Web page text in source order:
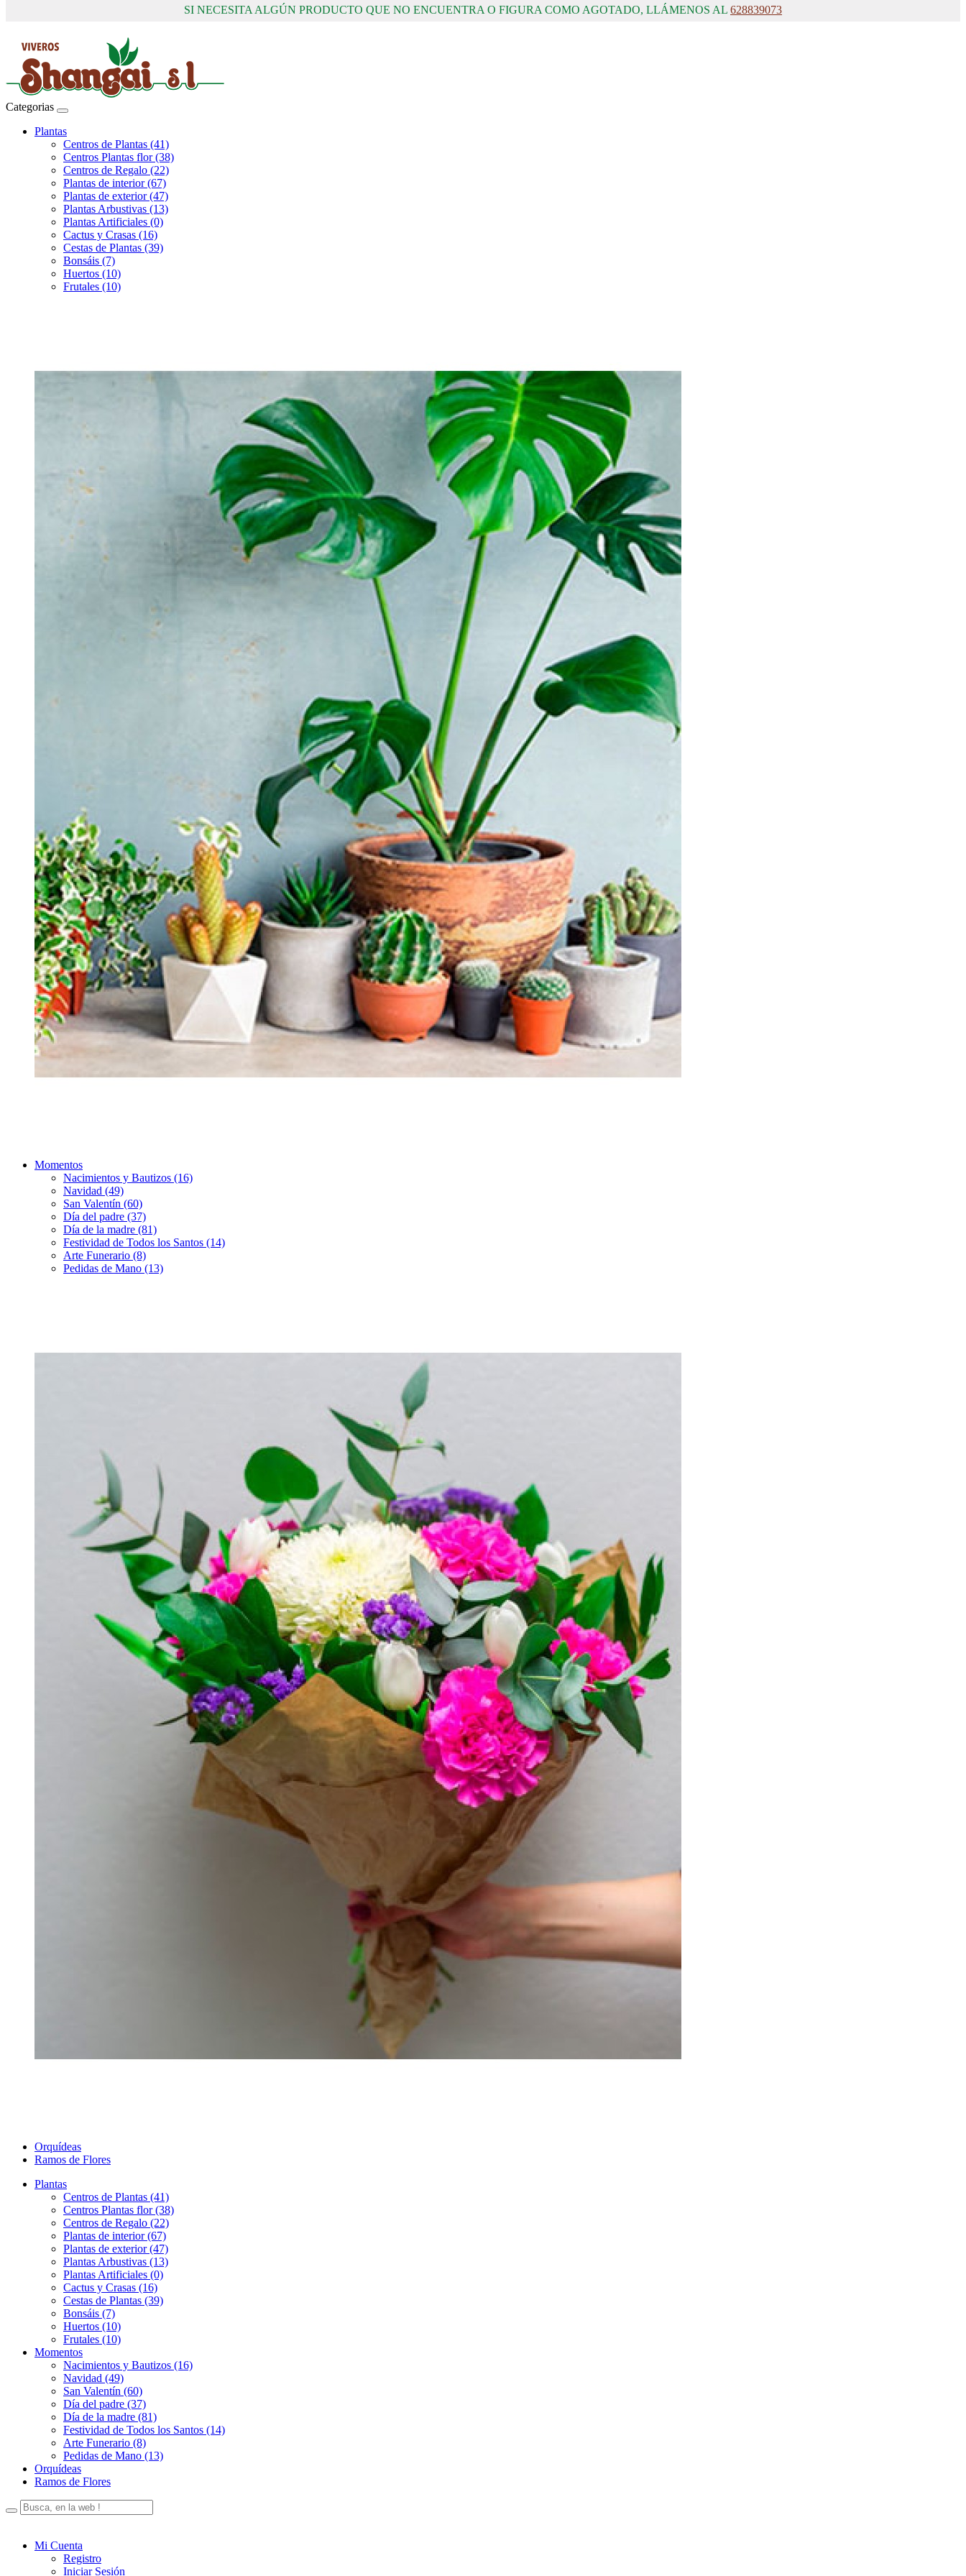
SI NECESITA ALGÚN PRODUCTO QUE NO ENCUENTRA O FIGURA COMO AGOTADO, LLÁMENOS AL 628839073
Categorias
Plantas
Centros de Plantas (41)
Centros Plantas flor (38)
Centros de Regalo (22)
Plantas de interior (67)
Plantas de exterior (47)
Plantas Arbustivas (13)
Plantas Artificiales (0)
Cactus y Crasas (16)
Cestas de Plantas (39)
Bonsáis (7)
Huertos (10)
Frutales (10)
Momentos
Nacimientos y Bautizos (16)
Navidad (49)
San Valentín (60)
Día del padre (37)
Día de la madre (81)
Festividad de Todos los Santos (14)
Arte Funerario (8)
Pedidas de Mano (13)
Orquídeas
Ramos de Flores
Plantas
Centros de Plantas (41)
Centros Plantas flor (38)
Centros de Regalo (22)
Plantas de interior (67)
Plantas de exterior (47)
Plantas Arbustivas (13)
Plantas Artificiales (0)
Cactus y Crasas (16)
Cestas de Plantas (39)
Bonsáis (7)
Huertos (10)
Frutales (10)
Momentos
Nacimientos y Bautizos (16)
Navidad (49)
San Valentín (60)
Día del padre (37)
Día de la madre (81)
Festividad de Todos los Santos (14)
Arte Funerario (8)
Pedidas de Mano (13)
Orquídeas
Ramos de Flores
Mi Cuenta
Registro
Iniciar Sesión